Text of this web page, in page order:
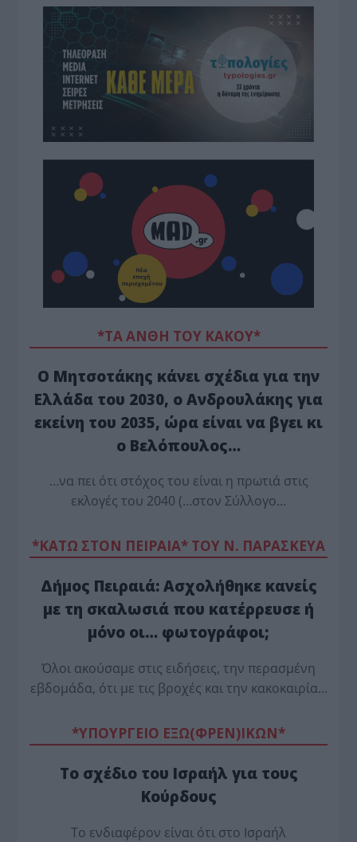
*ΤΑ ΆΝΘΗ ΤΟΥ ΚΑΚΟΎ*
Ο Μητσοτάκης κάνει σχέδια για την
Ελλάδα του 2030, ο Ανδρουλάκης για
εκείνη του 2035, ώρα είναι να βγει κι
ο Βελόπουλος…
…να πει ότι στόχος του είναι η πρωτιά στις
εκλογές του 2040 (…στον Σύλλογο…
*ΚΑΤΩ ΣΤΟΝ ΠΕΙΡΑΙΑ* ΤΟΥ Ν. ΠΑΡΑΣΚΕΥΑ
Δήμος Πειραιά: Ασχολήθηκε κανείς
με τη σκαλωσιά που κατέρρευσε ή
μόνο οι… φωτογράφοι;
Όλοι ακούσαμε στις ειδήσεις, την περασμένη
εβδομάδα, ότι με τις βροχές και την κακοκαιρία…
*ΥΠΟΥΡΓΕΙΟ ΕΞΩ(ΦΡΕΝ)ΙΚΩΝ*
Το σχέδιο του Ισραήλ για τους
Κούρδους
Το ενδιαφέρον είναι ότι στο Ισραήλ